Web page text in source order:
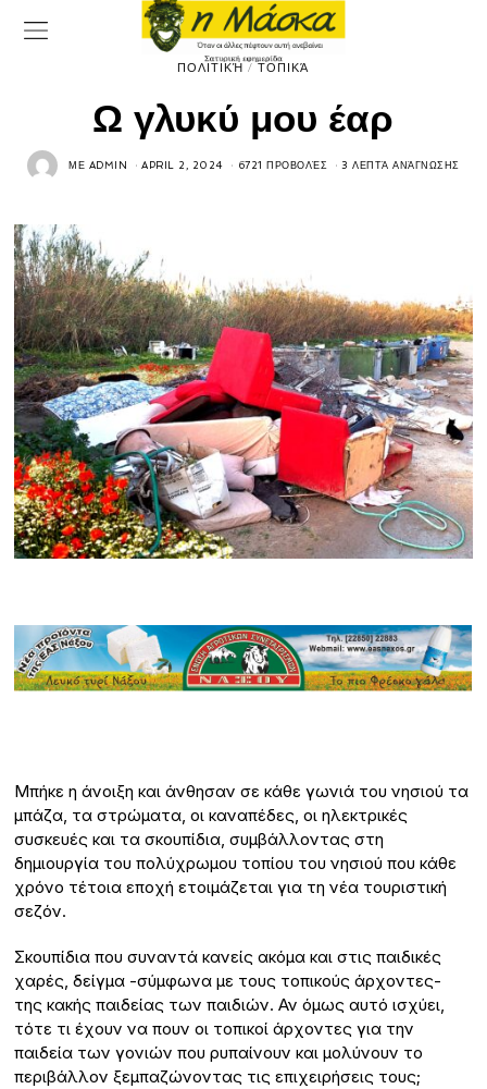
ΠΟΛΙΤΙΚΉ / ΤΟΠΙΚΆ
Ω γλυκύ μου έαρ
ΜΕ ADMIN APRIL 2, 2024 6721 ΠΡΟΒΟΛΈΣ 3 ΛΕΠΤΆ ΑΝΆΓΝΩΣΗΣ
Μπήκε η άνοιξη και άνθησαν σε κάθε γωνιά του νησιού τα
μπάζα, τα στρώματα, οι καναπέδες, οι ηλεκτρικές
συσκευές και τα σκουπίδια, συμβάλλοντας στη
δημιουργία του πολύχρωμου τοπίου του νησιού που κάθε
χρόνο τέτοια εποχή ετοιμάζεται για τη νέα τουριστική
σεζόν.
Σκουπίδια που συναντά κανείς ακόμα και στις παιδικές
χαρές, δείγμα -σύμφωνα με τους τοπικούς άρχοντες-
της κακής παιδείας των παιδιών. Αν όμως αυτό ισχύει,
τότε τι έχουν να πουν οι τοπικοί άρχοντες για την
παιδεία των γονιών που ρυπαίνουν και μολύνουν το
περιβάλλον ξεμπαζώνοντας τις επιχειρήσεις τους;